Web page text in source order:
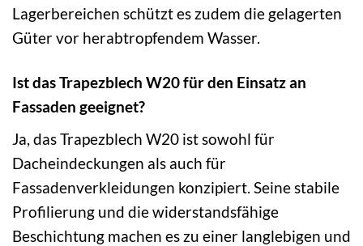
Lagerbereichen schützt es zudem die gelagerten
Güter vor herabtropfendem Wasser.
Ist das Trapezblech W20 für den Einsatz an
Fassaden geeignet?
Ja, das Trapezblech W20 ist sowohl für
Dacheindeckungen als auch für
Fassadenverkleidungen konzipiert. Seine stabile
Profilierung und die widerstandsfähige
Beschichtung machen es zu einer langlebigen und